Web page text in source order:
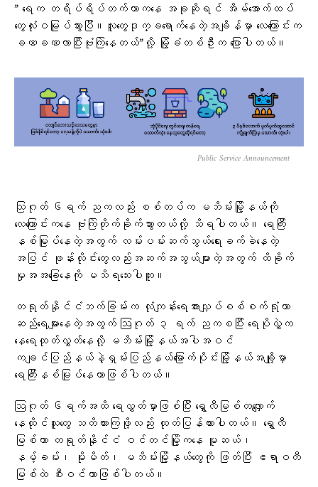
” ရေက တရိပ်ရိပ်တက်တာကနေ အခုဆိုရင် အိမ်အောက်ထပ်
တွေလုံးဝမြုပ်သွားပြီ။လူတွေဒုက္ခရောက်နေတဲ့အချိန်မှာ လေကြောင်းက
ခဏခဏလာပြီးဗုံးကြဲနေတယ်”လို့ မြို့ခံတစ်ဦးက ပြောပါတယ်။
Public Service Announcement
သြဂုတ် ၆ရက် ညကလည်း စစ်တပ်က မဘိမ်းမြို့နယ်ကို
လေကြောင်းကနေ ဗုံးကြဲတိုက်ခိုက်သွားတယ်လို့ သိရပါတယ်။ ရေကြီး
နစ်မြုပ်နေတဲ့အတွက် လမ်းပမ်းဆက်သွယ်ရေးခက်ခဲနေတဲ့
အပြင် ဖုန်းလိုင်းတွေလည်းအဆက်အသွယ်များတဲ့အတွက် ထိခိုက်
မှုအအခြေနေကို မသိရသေးပါဘူး။
တရုတ်နိုင်ငံဘက်ခြမ်းက လုံကျန်းရေအားလျှပ်စစ်စက်ရုံဟာ
ဆည်ရေများနေတဲ့အတွက် ဩဂုတ် ၃ ရက် ညကစပြီး ရေပိုလွှဲက‌
နေရေထုတ်လွှတ်နေလို့ မဘိမ်းမြို့နယ်အပါအဝင်
ကချင်ပြည်နယ်နဲ့ရှမ်းပြည်နယ်မြောက်ပိုင်းမြို့နယ်အချို့မှာ
ရေကြီးနစ်မြုပ်နေတာဖြစ်ပါတယ်။
ဩဂုတ် ၆ရက်အထိ ရေလွှတ်မှာဖြစ်ပြီး ရွှေလီမြစ်တလျှောက်
နေထိုင်သူတွေ သတိထားကြဖို့လည်း ထုတ်ပြန်ထားပါတယ်။ ရွှေလီ
မြစ်ဟာ တရုတ်နိုင်ငံ ဝင်တင်မြို့ကနေ မူဆယ်၊
နမ့်ခမ်း၊ မိုးမိတ်၊ မဘိမ်းမြို့နယ်တွေကို ဖြတ်ပြီး ဧရာဝတီ
မြစ်ထဲ စီးဝင်တာဖြစ်ပါတယ်။